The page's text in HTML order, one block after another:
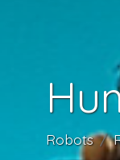
Robots